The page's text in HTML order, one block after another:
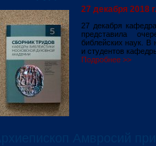
27 декабря 2018 г.
27 декабря
представила
библейских наук. В
и студентов
Подробнее >>